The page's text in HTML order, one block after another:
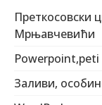
Преткосовски
Мрњавчевићи
Powerpoint,peti
Заливи,